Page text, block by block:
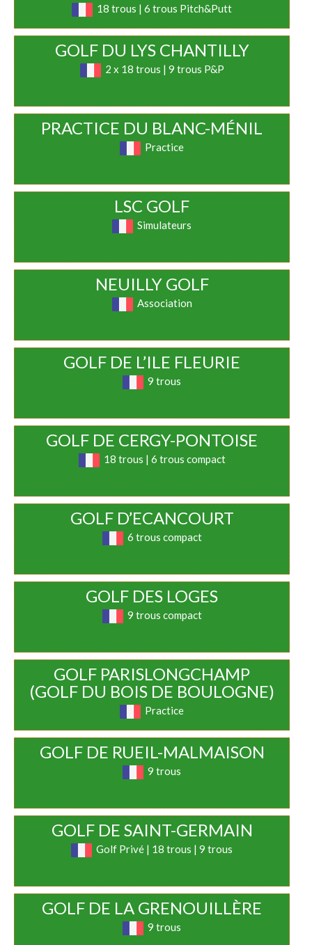
18 trous | 6 trous Pitch&Putt
GOLF DU LYS CHANTILLY
2 x 18 trous | 9 trous P&P
PRACTICE DU BLANC-MÉNIL
Practice
LSC GOLF
Simulateurs
NEUILLY GOLF
Association
GOLF DE L’ILE FLEURIE
9 trous
GOLF DE CERGY-PONTOISE
18 trous | 6 trous compact
GOLF D’ECANCOURT
6 trous compact
GOLF DES LOGES
9 trous compact
GOLF PARISLONGCHAMP
(GOLF DU BOIS DE BOULOGNE)
Practice
GOLF DE RUEIL-MALMAISON
9 trous
GOLF DE SAINT-GERMAIN
Golf Privé | 18 trous | 9 trous
GOLF DE LA GRENOUILLÈRE
9 trous